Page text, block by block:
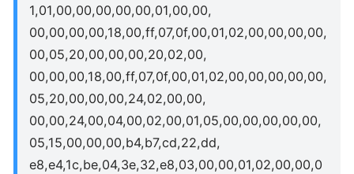
1,01,00,00,00,00,00,01,00,00,
00,00,00,00,18,00,ff,07,0f,00,01,02,00,00,00,00,
00,05,20,00,00,00,20,02,00,
00,00,00,18,00,ff,07,0f,00,01,02,00,00,00,00,00,
05,20,00,00,00,24,02,00,00,
00,00,24,00,04,00,02,00,01,05,00,00,00,00,00,
05,15,00,00,00,b4,b7,cd,22,dd,
e8,e4,1c,be,04,3e,32,e8,03,00,00,01,02,00,00,0